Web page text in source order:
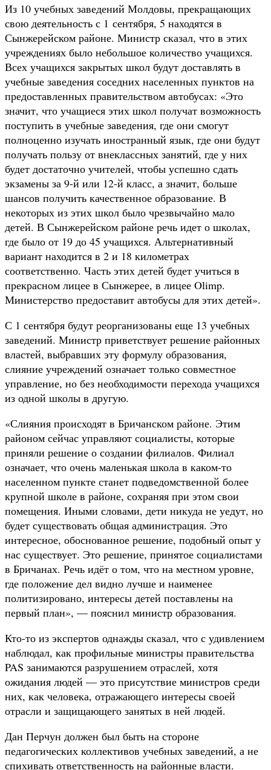
Из 10 учебных заведений Молдовы, прекращающих
свою деятельность с 1 сентября, 5 находятся в
Сынжерейском районе. Министр сказал, что в этих
учреждениях было небольшое количество учащихся.
Всех учащихся закрытых школ будут доставлять в
учебные заведения соседних населенных пунктов на
предоставленных правительством автобусах: «Это
значит, что учащиеся этих школ получат возможность
поступить в учебные заведения, где они смогут
полноценно изучать иностранный язык, где они будут
получать пользу от внеклассных занятий, где у них
будет достаточно учителей, чтобы успешно сдать
экзамены за 9-й или 12-й класс, а значит, больше
шансов получить качественное образование. В
некоторых из этих школ было чрезвычайно мало
детей. В Сынжерейском районе речь идет о школах,
где было от 19 до 45 учащихся. Альтернативный
вариант находится в 2 и 18 километрах
соответственно. Часть этих детей будет учиться в
прекрасном лицее в Сынжерее, в лицее Olimp.
Министерство предоставит автобусы для этих детей».
С 1 сентября будут реорганизованы еще 13 учебных
заведений. Министр приветствует решение районных
властей, выбравших эту формулу образования,
слияние учреждений означает только совместное
управление, но без необходимости перехода учащихся
из одной школы в другую.
«Слияния происходят в Бричанском районе. Этим
районом сейчас управляют социалисты, которые
приняли решение о создании филиалов. Филиал
означает, что очень маленькая школа в каком-то
населенном пункте станет подведомственной более
крупной школе в районе, сохраняя при этом свои
помещения. Иными словами, дети никуда не уедут, но
будет существовать общая администрация. Это
интересное, обоснованное решение, подобный опыт у
нас существует. Это решение, принятое социалистами
в Бричанах. Речь идёт о том, что на местном уровне,
где положение дел видно лучше и наименее
политизировано, интересы детей поставлены на
первый план», — пояснил министр образования.
Кто-то из экспертов однажды сказал, что с удивлением
наблюдал, как профильные министры правительства
PAS занимаются разрушением отраслей, хотя
ожидания людей — это присутствие министров среди
них, как человека, отражающего интересы своей
отрасли и защищающего занятых в ней людей.
Дан Перчун должен был быть на стороне
педагогических коллективов учебных заведений, а не
спихивать ответственность на районные власти.